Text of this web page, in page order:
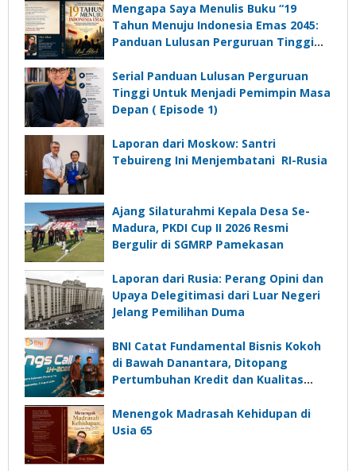
Mengapa Saya Menulis Buku “19
Tahun Menuju Indonesia Emas 2045:
Panduan Lulusan Perguruan Tinggi
Depan”?
Serial Panduan Lulusan Perguruan
Tinggi Untuk Menjadi Pemimpin Masa
Depan ( Episode 1)
Laporan dari Moskow: Santri
Tebuireng Ini Menjembatani RI-Rusia
Ajang Silaturahmi Kepala Desa Se-
Madura, PKDI Cup II 2026 Resmi
Bergulir di SGMRP Pamekasan
Laporan dari Rusia: Perang Opini dan
Upaya Delegitimasi dari Luar Negeri
Jelang Pemilihan Duma
BNI Catat Fundamental Bisnis Kokoh
di Bawah Danantara, Ditopang
Pertumbuhan Kredit dan Kualitas
Menengok Madrasah Kehidupan di
Usia 65